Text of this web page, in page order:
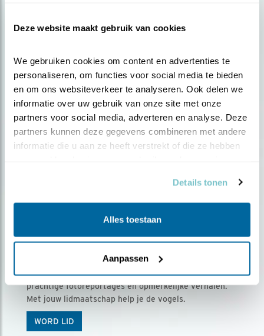
Deze website maakt gebruik van cookies
We gebruiken cookies om content en advertenties te
personaliseren, om functies voor social media te bieden
en om ons websiteverkeer te analyseren. Ook delen we
informatie over uw gebruik van onze site met onze
partners voor social media, adverteren en analyse. Deze
partners kunnen deze gegevens combineren met andere
informatie die u aan ze heeft verstrekt of die ze hebben
Details tonen
Alles toestaan
Aanpassen
Ontvang 5 x Vogels voor € 36,00 per jaar
Vogels is het tijdschrift voor onze leden, met
prachtige fotoreportages en opmerkelijke verhalen.
Met jouw lidmaatschap help je de vogels.
WORD LID